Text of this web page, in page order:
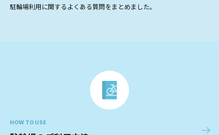
駐輪場利用に関するよくある質問をまとめました。
HOW TO USE